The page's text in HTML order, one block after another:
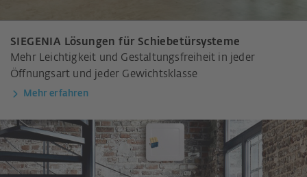
SIEGENIA Lösungen für Schiebetürsysteme
Mehr Leichtigkeit und Gestaltungsfreiheit in jeder
Öffnungsart und jeder Gewichtsklasse
Mehr erfahren